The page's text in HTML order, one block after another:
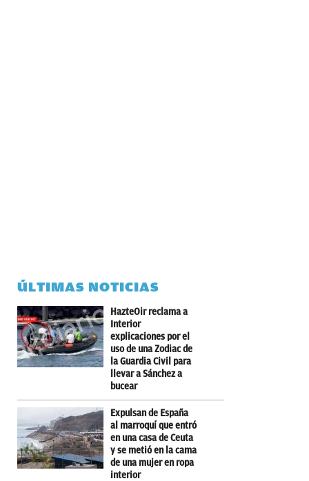
ÚLTIMAS NOTICIAS
HazteOir reclama a
Interior
explicaciones por el
uso de una Zodiac de
la Guardia Civil para
llevar a Sánchez a
bucear
Expulsan de España
al marroquí que entró
en una casa de Ceuta
y se metió en la cama
de una mujer en ropa
interior